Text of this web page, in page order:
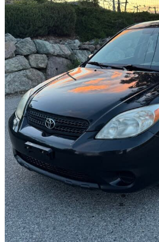
2008 Toyota Matrix
XR290 971 km
4 950 $
0 $/mois env.